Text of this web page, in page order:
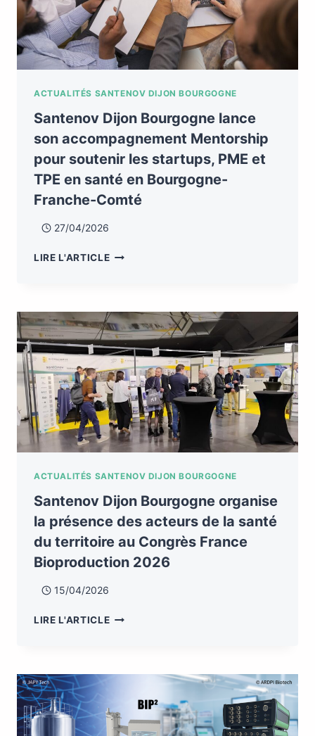
ACTUALITÉS SANTENOV DIJON BOURGOGNE
Santenov Dijon Bourgogne lance
son accompagnement Mentorship
pour soutenir les startups, PME et
TPE en santé en Bourgogne-
Franche-Comté
27/04/2026
LIRE L'ARTICLE
ACTUALITÉS SANTENOV DIJON BOURGOGNE
Santenov Dijon Bourgogne organise
la présence des acteurs de la santé
du territoire au Congrès France
Bioproduction 2026
15/04/2026
LIRE L'ARTICLE